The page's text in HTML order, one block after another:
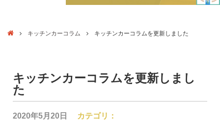
キッチンカーコラム キッチンカーコラムを更新しました
キッチンカーコラムを更新しまし
た
2020年5月20日 カテゴリ：